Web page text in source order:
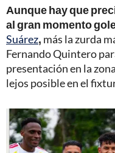
Aunque hay que
al gran momento
Suárez, más la zurda
Fernando Quintero
presentación en la
lejos posible en el